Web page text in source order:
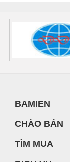
BAMIEN
CHÀO BÁN
TÌM MUA